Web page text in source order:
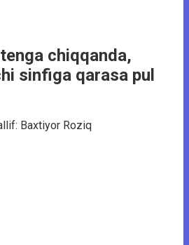
chiqqanda,
sinfiga qarasa pul
Baxtiyor Roziq